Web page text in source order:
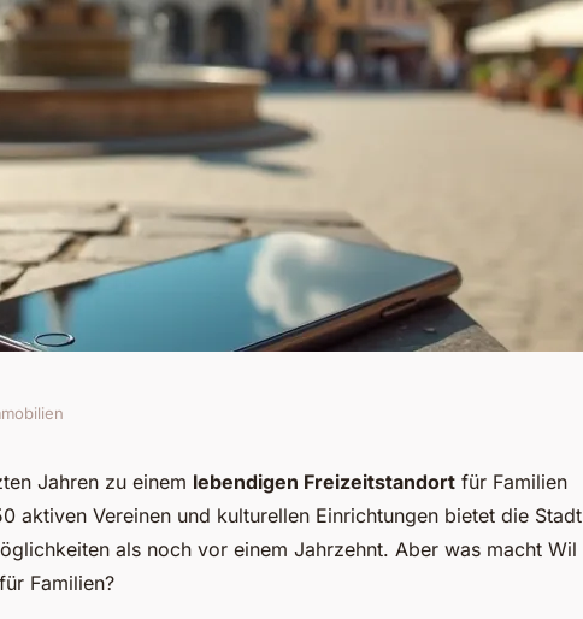
tradition trifft
Jahren zu einem lebendigen Freizeitstandort für Familien
aktiven Vereinen und kulturellen Einrichtungen bietet die Stadt
als noch vor einem Jahrzehnt. Aber was macht Wil
Familien?